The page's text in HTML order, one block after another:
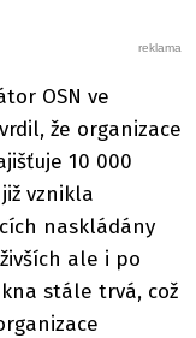
OSN ve
že organizace
10 000
vznikla
naskládány
ale i po
stále trvá, což